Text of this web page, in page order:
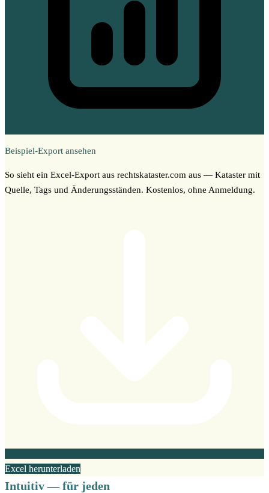
Beispiel-Export ansehen
So sieht ein Excel-Export aus rechtskataster.com aus — Kataster mit
Quelle, Tags und Änderungsständen. Kostenlos, ohne Anmeldung.
Excel herunterladen
Intuitiv — für jeden